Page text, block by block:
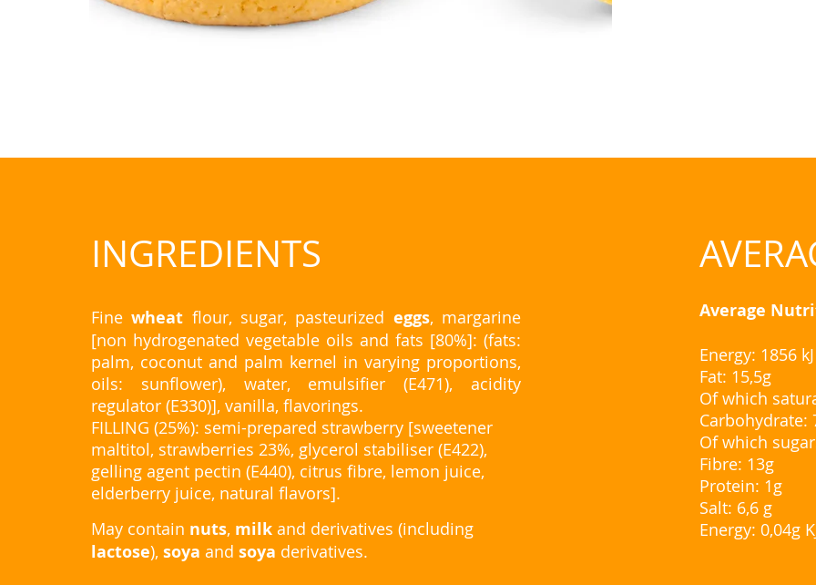
INGREDIENTS
Finewheat flour, sugar, pasteurized eggs, margarine
[non hydrogenated vegetable oils and fats [80%]: (fats:
palm, coconut and palm kernel in varying proportions,
oils: sunflower), water, emulsifier (E471), acidity
regulator (E330)], vanilla, flavorings.
FILLING (25%): semi-prepared strawberry [sweetener
maltitol, strawberries 23%, glycerol stabiliser (E422),
gelling agent pectin (E440), citrus fibre, lemon juice,
elderberry juice, natural flavors].
May contain nuts, milk and derivatives (including
lactose), soya and soya derivatives.
Average
Energy: 1856
Fat: 15,5g
Of which
Carbohydrate:
Of which
Fibre: 13g
Protein: 1g
Salt: 6,6 g
Energy: 0,04g